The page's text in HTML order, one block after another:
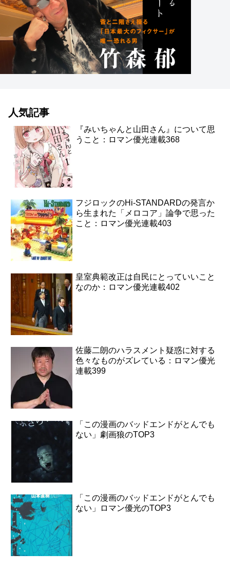
人気記事
『みいちゃんと山田さん』について思
うこと：ロマン優光連載368
フジロックのHi-STANDARDの発言か
ら生まれた「メロコア」論争で思った
こと：ロマン優光連載403
皇室典範改正は自民にとっていいこと
なのか：ロマン優光連載402
佐藤二朗のハラスメント疑惑に対する
色々なものがズレている：ロマン優光
連載399
「この漫画のバッドエンドがとんでも
ない」劇画狼のTOP3
「この漫画のバッドエンドがとんでも
ない」ロマン優光のTOP3